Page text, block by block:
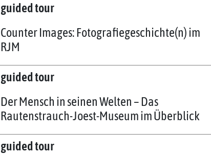
guided tour
Counter Images: Fotografiegeschichte(n) im
RJM
guided tour
Der Mensch in seinen Welten – Das
Rautenstrauch-Joest-Museum im Überblick
guided tour